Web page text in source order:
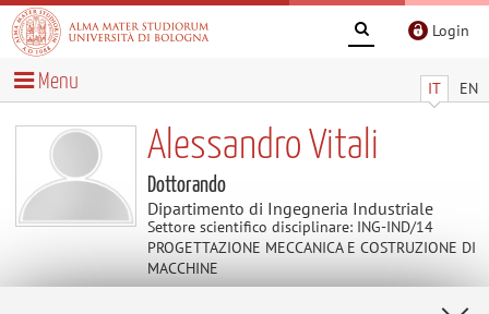
Login
IT EN
Menu
Alessandro Vitali
Dottorando
Dipartimento di Ingegneria Industriale
Settore scientifico disciplinare: ING-IND/14
PROGETTAZIONE MECCANICA E COSTRUZIONE DI
MACCHINE